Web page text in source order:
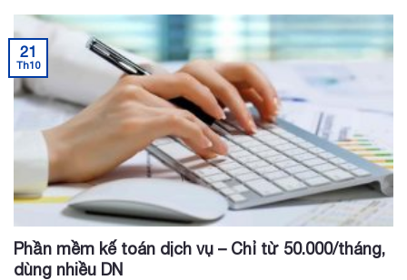
Phần mềm kế toán dịch vụ – Chỉ từ 50.000/tháng,
dùng nhiều DN
21
Th10